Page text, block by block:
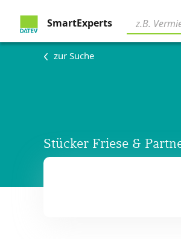
SmartExperts
zur Suche
Stücker Friese &